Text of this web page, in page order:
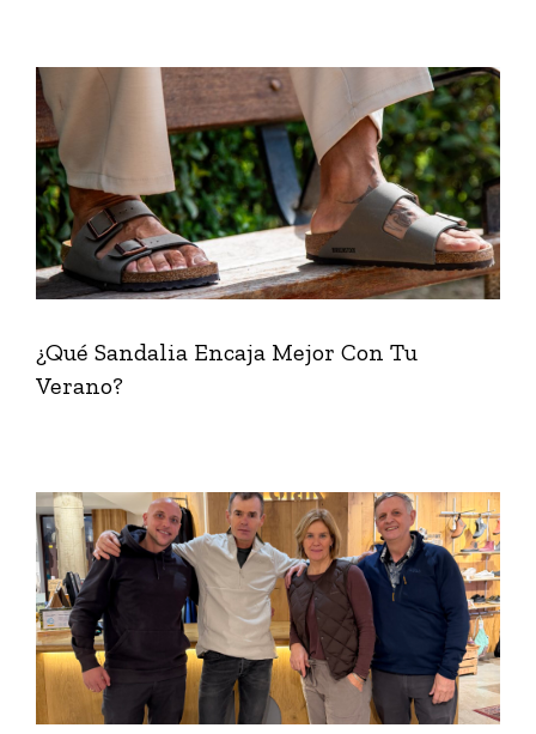
¿Qué Sandalia Encaja Mejor Con Tu
Verano?